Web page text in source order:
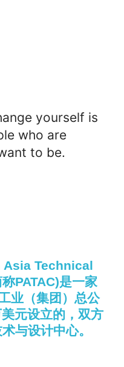
Asia Technical
PATAC)是一家
业（集团）总公
元设立的，双方
与设计中心。
yourself is
who are
to be.